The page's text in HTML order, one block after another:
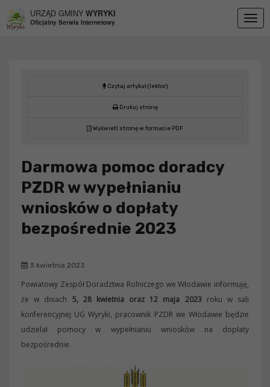
URZĄD GMINY WYRYKI
Oficjalny Serwis Internetowy
Czytaj artykuł (lektor)
Drukuj stronę
Wyświetl stronę w formacie PDF
Darmowa pomoc doradcy
PZDR w wypełnianiu
wniosków o dopłaty
bezpośrednie 2023
3 kwietnia 2023
Powiatowy Zespół Doradztwa Rolniczego we Włodawie informuję,
że w dniach 5, 28 kwietnia oraz 12 maja 2023roku w sali
konferencyjnej UG Wyryki, pracownik PZDR we Włodawie będzie
udzielał pomocy w wypełnianiu wniosków na dopłaty
bezpośrednie.